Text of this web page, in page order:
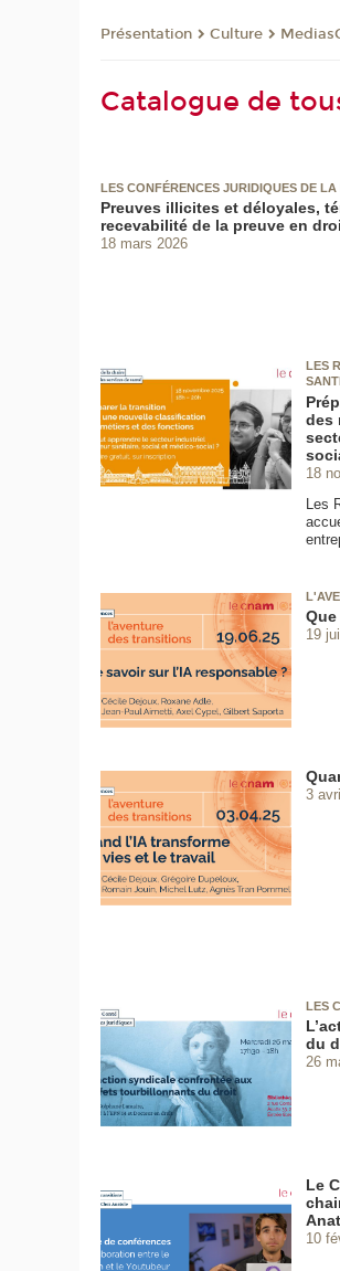
Présentation Culture
Catalogue de
LES CONFÉRENCES JURIDIQUES DE
Preuves illicites et déloyales,
recevabilité de la preuve en
18 mars 2026
LES
des
18
Les
19
3
LES
du
26
Le
10